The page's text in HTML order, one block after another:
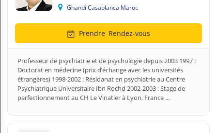
Ghandi Casablanca Maroc
Prendre Rendez-vous
Professeur de psychiatrie et de psychologie depuis 2003 1997 :
Doctorat en médecine (prix d’échange avec les universités
étrangères) 1998-2002 : Résidanat en psychiatrie au Centre
Psychiatrique Universitaire Ibn Rochd 2002-2003 : Stage de
perfectionnement au CH Le Vinatier à Lyon, France ...